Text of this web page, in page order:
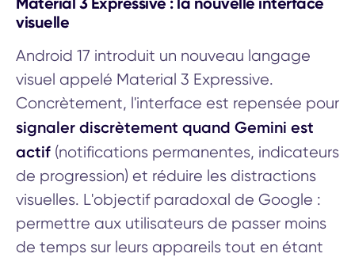
visuelle
Android 17 introduit un nouveau langage
visuel appelé Material 3 Expressive.
Concrètement, l'interface est repensée pour
signaler discrètement quand Gemini est
actif (notifications permanentes, indicateurs
de progression) et réduire les distractions
visuelles. L'objectif paradoxal de Google :
permettre aux utilisateurs de passer moins
de temps sur leurs appareils tout en étant